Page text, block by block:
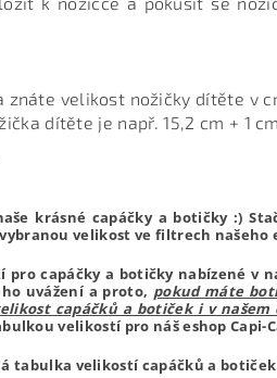
znáte velikost nožičky dítěte v
dítěte je např. 15,2 cm + 1
krásné capáčky a botičky :)
velikost ve filtrech našeho
capáčky a botičky nabízené v
uvážení a proto, pokud máte
capáčků a botiček i v
velikostí pro náš eshop Capi-
tabulka velikostí capáčků a botiček